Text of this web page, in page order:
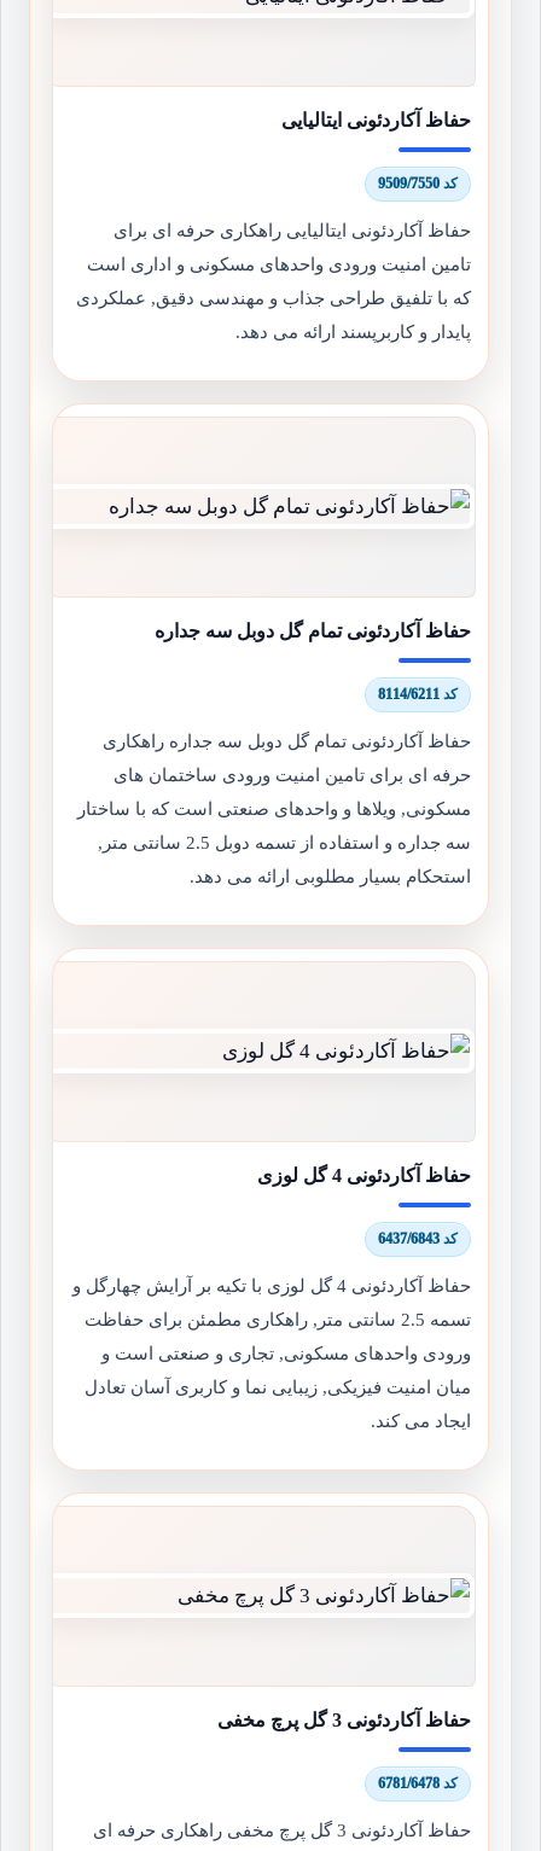
حفاظ آکاردئونی ایتالیایی
کد 9509/7550
حفاظ آکاردئونی ایتالیایی راهکاری حرفه ای برای
تامین امنیت ورودی واحدهای مسکونی و اداری است
که با تلفیق طراحی جذاب و مهندسی دقیق, عملکردی
پایدار و کاربرپسند ارائه می دهد.
حفاظ آکاردئونی تمام گل دوبل سه جداره
کد 8114/6211
حفاظ آکاردئونی تمام گل دوبل سه جداره راهکاری
حرفه ای برای تامین امنیت ورودی ساختمان های
مسکونی, ویلاها و واحدهای صنعتی است که با ساختار
سه جداره و استفاده از تسمه دوبل 2.5 سانتی متر,
استحکام بسیار مطلوبی ارائه می دهد.
حفاظ آکاردئونی 4 گل لوزی
کد 6437/6843
حفاظ آکاردئونی 4 گل لوزی با تکیه بر آرایش چهارگل و
تسمه 2.5 سانتی متر, راهکاری مطمئن برای حفاظت
ورودی واحدهای مسکونی, تجاری و صنعتی است و
میان امنیت فیزیکی, زیبایی نما و کاربری آسان تعادل
ایجاد می کند.
حفاظ آکاردئونی 3 گل پرچ مخفی
کد 6781/6478
حفاظ آکاردئونی 3 گل پرچ مخفی راهکاری حرفه ای